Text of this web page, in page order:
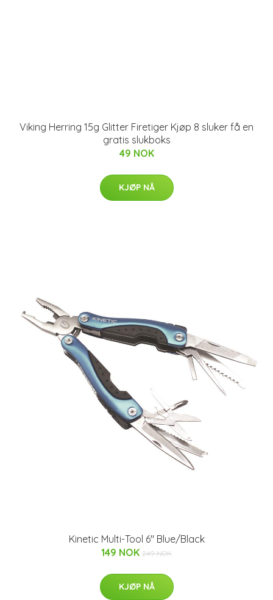
Viking Herring 15g Glitter Firetiger Kjøp 8 sluker få en
gratis slukboks
49 NOK
KJØP NÅ
Kinetic Multi-Tool 6" Blue/Black
149 NOK 249 NOK
KJØP NÅ